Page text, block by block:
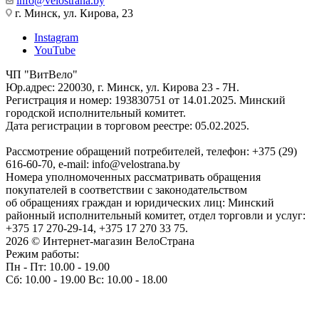
г. Минск, ул. Кирова, 23
Instagram
YouTube
ЧП "ВитВело"
Юр.адрес: 220030, г. Минск, ул. Кирова 23 - 7Н.
Регистрация и номер: 193830751 от 14.01.2025. Минский
городской исполнительный комитет.
Дата регистрации в торговом реестре: 05.02.2025.
Рассмотрение обращений потребителей, телефон: +375 (29)
616-60-70, e-mail: info@velostrana.by
Номера уполномоченных рассматривать обращения
покупателей в соответствии с законодательством
об обращениях граждан и юридических лиц: Минский
районный исполнительный комитет, отдел торговли и услуг:
+375 17 270-29-14, +375 17 270 33 75.
2026 © Интернет-магазин ВелоСтрана
Режим работы:
Пн - Пт: 10.00 - 19.00
Сб: 10.00 - 19.00 Вс: 10.00 - 18.00